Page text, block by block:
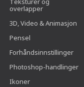
overlapper
3D, Video & Animasjon
Pensel
Forhåndsinnstillinger
Photoshop-handlinger
Ikoner